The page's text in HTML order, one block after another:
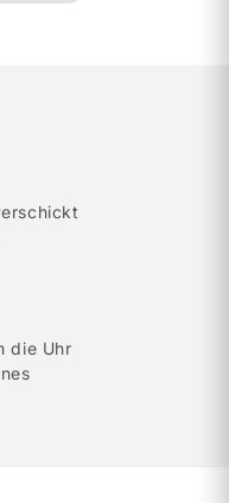
die Uhr